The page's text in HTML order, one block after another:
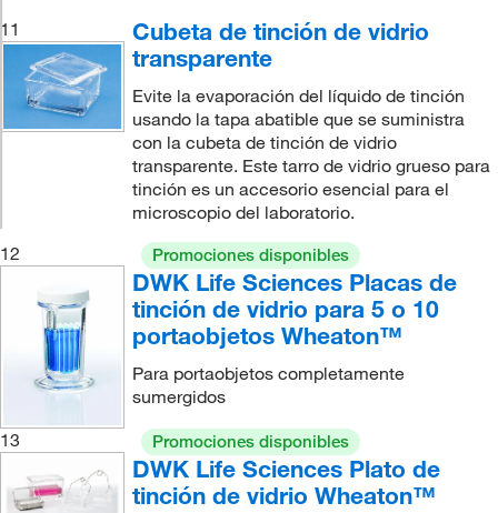
11
Cubeta de tinción de vidrio
transparente
Evite la evaporación del líquido de tinción
usando la tapa abatible que se suministra
con la cubeta de tinción de vidrio
transparente. Este tarro de vidrio grueso para
tinción es un accesorio esencial para el
microscopio del laboratorio.
12
Promociones disponibles
DWK Life Sciences Placas de
tinción de vidrio para 5 o 10
portaobjetos Wheaton™
Para portaobjetos completamente
sumergidos
13
Promociones disponibles
DWK Life Sciences Plato de
tinción de vidrio Wheaton™